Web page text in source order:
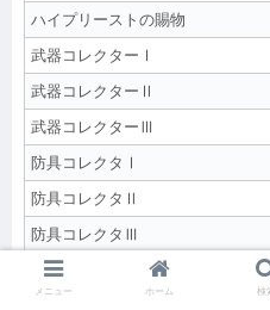
ハイプリーストの賜物
武器コレクターⅠ
武器コレクターⅡ
武器コレクターⅢ
防具コレクタⅠ
防具コレクタⅡ
防具コレクタⅢ
アクセサリーコレクタⅠ
メニュー ホーム 検